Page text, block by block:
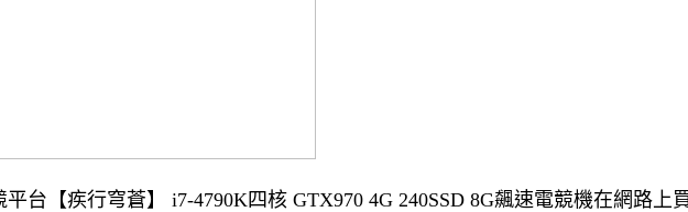
台【疾行穹蒼】 i7-4790K四核 GTX970 4G 240SSD 8G飆速電競機在網路上